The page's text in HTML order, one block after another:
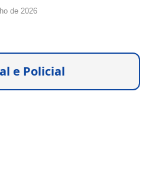
de 2026
e Policial